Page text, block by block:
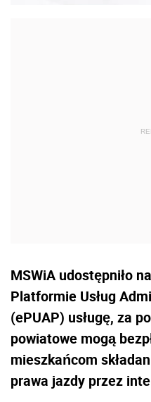
MSWiA udostępniło
Platformie Usług
(ePUAP) usługę, za
powiatowe mogą
mieszkańcom
prawa jazdy przez